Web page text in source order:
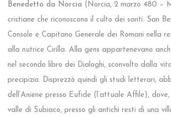
Benedetto da Norcia (Norcia, 2 marzo 480 –
cristiane che riconoscono il culto dei santi. San
Console e Capitano Generale dei Romani nella
alla nutrice Cirilla. Alla gens appartenevano
nel secondo libro dei Dialoghi, sconvolto dalla
precipizio. Disprezzò quindi gli studi letterari,
dell’Aniene presso Eufide (l’attuale Affile),
valle di Subiaco, presso gli antichi resti di una